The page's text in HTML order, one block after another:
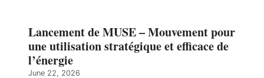
Lancement de MUSE – Mouvement pour
une utilisation stratégique et efficace de
l’énergie
June 22, 2026